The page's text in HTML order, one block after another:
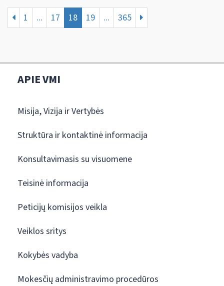
1 ... 17 18 19 ... 365
APIE VMI
Misija, Vizija ir Vertybės
Struktūra ir kontaktinė informacija
Konsultavimasis su visuomene
Teisinė informacija
Peticijų komisijos veikla
Veiklos sritys
Kokybės vadyba
Mokesčių administravimo procedūros